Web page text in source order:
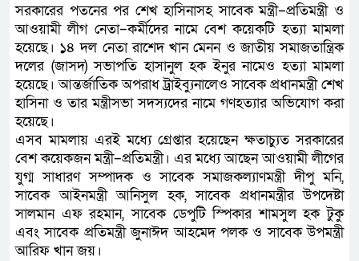
সরকারের পতনের পর শেখ হাসিনাসহ সাবেক মন্ত্রী–প্রতিমন্ত্রী ও
আওয়ামী লীগ নেতা–কর্মীদের নামে বেশ কয়েকটি হত্যা মামলা
হয়েছে। ১৪ দল নেতা রাশেদ খান মেনন ও জাতীয় সমাজতান্ত্রিক
দলের (জাসদ) সভাপতি হাসানুল হক ইনুর নামেও হত্যা মামলা
হয়েছে। আন্তর্জাতিক অপরাধ ট্রাইব্যুনালেও সাবেক প্রধানমন্ত্রী শেখ
হাসিনা ও তার মন্ত্রীসভা সদস্যদের নামে গণহত্যার অভিযোগ করা
হয়েছে।
এসব মামলায় এরই মধ্যে গ্রেপ্তার হয়েছেন ক্ষতাচ্যুত সরকারের
বেশ কয়েকজন মন্ত্রী–প্রতিমন্ত্রী। এর মধ্যে আছেন আওয়ামী লীগের
যুগ্ম সাধারণ সম্পাদক ও সাবেক সমাজকল্যাণমন্ত্রী দীপু মনি,
সাবেক আইনমন্ত্রী আনিসুল হক, সাবেক প্রধানমন্ত্রীর উপদেষ্টা
সালমান এফ রহমান, সাবেক ডেপুটি স্পিকার শামসুল হক টুকু
এবং সাবেক প্রতিমন্ত্রী জুনাঈদ আহমেদ পলক ও সাবেক উপমন্ত্রী
আরিফ খান জয়।